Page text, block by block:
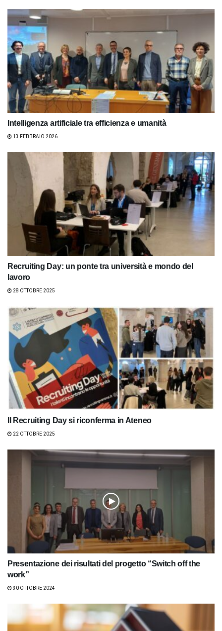
Intelligenza artificiale tra efficienza e umanità
13 FEBBRAIO 2026
Recruiting Day: un ponte tra università e mondo del
lavoro
28 OTTOBRE 2025
Il Recruiting Day si riconferma in Ateneo
22 OTTOBRE 2025
Presentazione dei risultati del progetto “Switch off the
work”
30 OTTOBRE 2024